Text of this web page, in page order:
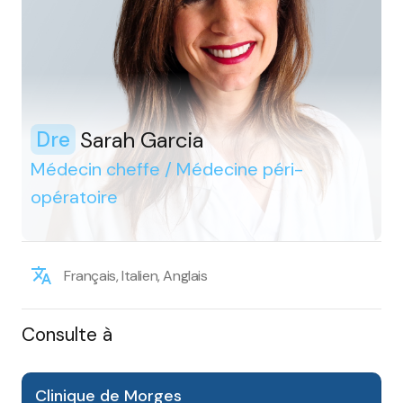
Dre Sarah Garcia
Médecin cheffe / Médecine péri-
opératoire
Français, Italien, Anglais
Consulte à
Clinique de Morges